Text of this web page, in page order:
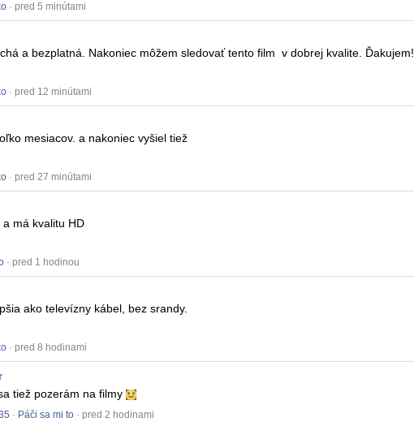
· pred 5 minútami
a bezplatná. Nakoniec môžem sledovať tento film v dobrej kvalite. Ďakujem!
· pred 12 minútami
mesiacov. a nakoniec vyšiel tiež
· pred 27 minútami
má kvalitu HD
· pred 1 hodinou
ako televízny kábel, bez srandy.
· pred 8 hodinami
tiež pozerám na filmy
· Páči sa mi to · pred 2 hodinami